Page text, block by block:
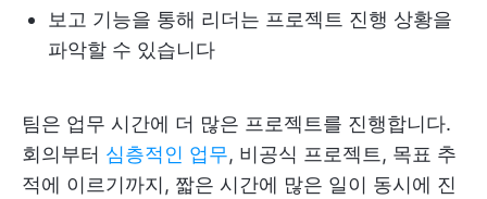
보고 기능을 통해 리더는 프로젝트 진행 상황을
파악할 수 있습니다
팀은 업무 시간에 더 많은 프로젝트를 진행합니다.
회의부터 심층적인 업무, 비공식 프로젝트, 목표 추
적에 이르기까지, 짧은 시간에 많은 일이 동시에 진